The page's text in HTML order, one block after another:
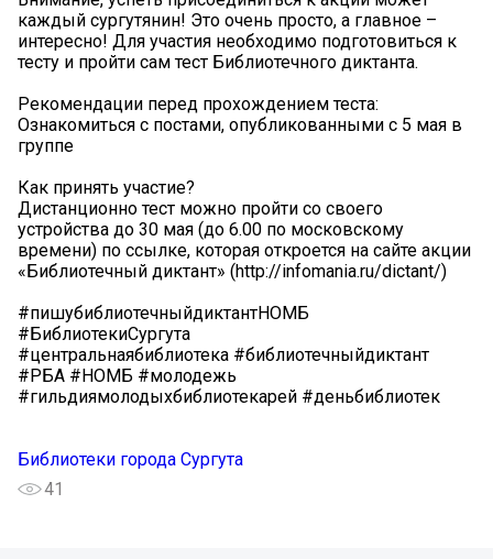
каждый сургутянин! Это очень просто, а главное –
интересно! Для участия необходимо подготовиться к
тесту и пройти сам тест Библиотечного диктанта.
Рекомендации перед прохождением теста:
Ознакомиться с постами, опубликованными с 5 мая в
группе
Как принять участие?
Дистанционно тест можно пройти со своего
устройства до 30 мая (до 6.00 по московскому
времени) по ссылке, которая откроется на сайте акции
«Библиотечный диктант» (http://infomania.ru/dictant/)
#пишубиблиотечныйдиктантНОМБ
#БиблиотекиСургута
#центральнаябиблиотека #библиотечныйдиктант
#РБА #НОМБ #молодежь
#гильдиямолодыхбиблиотекарей #деньбиблиотек
Библиотеки города Сургута
41